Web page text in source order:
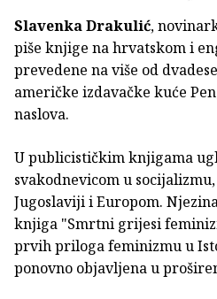
Slavenka Drakulić,
piše knjige na hrvatskom i
prevedene na više od
američke izdavačke kuće
naslova.
U publicističkim knjigama
svakodnevicom u
Jugoslaviji i Europom.
knjiga "Smrtni grijesi
prvih priloga feminizmu u
ponovno objavljena u